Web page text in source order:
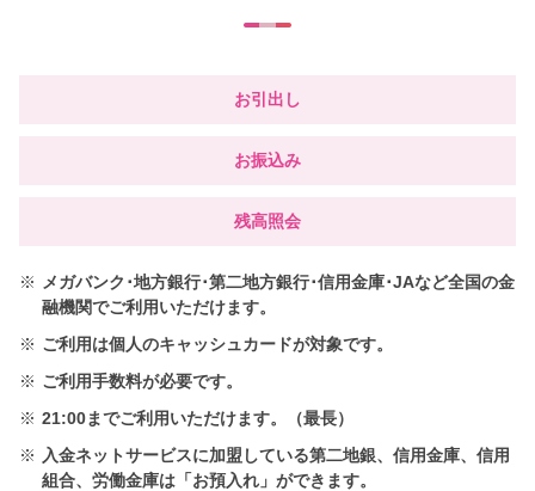
お引出し
お振込み
残高照会
※
メガバンク･地方銀行･第二地方銀行･信用金庫･JAなど全国の金
融機関でご利用いただけます。
※ ご利用は個人のキャッシュカードが対象です。
※ ご利用手数料が必要です。
※ 21:00までご利用いただけます。（最長）
※
入金ネットサービスに加盟している第二地銀、信用金庫、信用
組合、労働金庫は「お預入れ」ができます。